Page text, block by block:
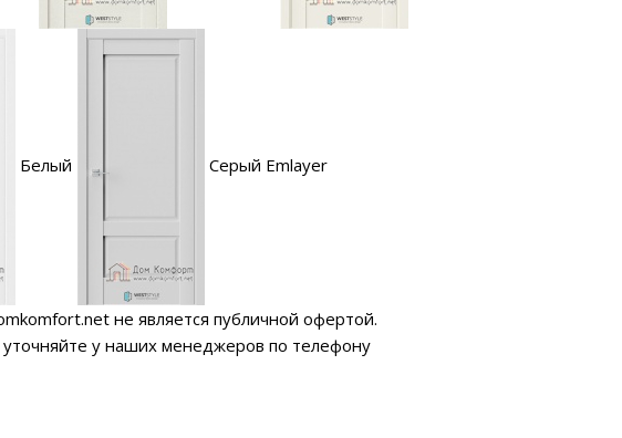
Белый Серый Emlayer
не является публичной офертой.
у наших менеджеров по телефону